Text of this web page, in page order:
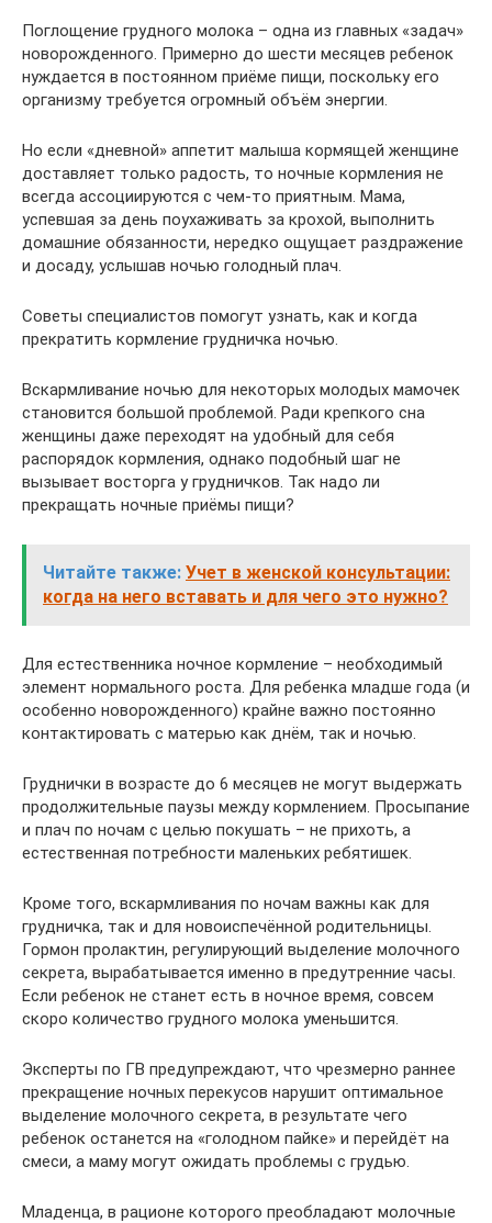
Поглощение грудного молока – одна из главных «задач»
новорожденного. Примерно до шести месяцев ребенок
нуждается в постоянном приёме пищи, поскольку его
организму требуется огромный объём энергии.
Но если «дневной» аппетит малыша кормящей женщине
доставляет только радость, то ночные кормления не
всегда ассоциируются с чем-то приятным. Мама,
успевшая за день поухаживать за крохой, выполнить
домашние обязанности, нередко ощущает раздражение
и досаду, услышав ночью голодный плач.
Советы специалистов помогут узнать, как и когда
прекратить кормление грудничка ночью.
Вскармливание ночью для некоторых молодых мамочек
становится большой проблемой. Ради крепкого сна
женщины даже переходят на удобный для себя
распорядок кормления, однако подобный шаг не
вызывает восторга у грудничков. Так надо ли
прекращать ночные приёмы пищи?
Читайте также: Учет в женской консультации:
когда на него вставать и для чего это нужно?
Для естественника ночное кормление – необходимый
элемент нормального роста. Для ребенка младше года (и
особенно новорожденного) крайне важно постоянно
контактировать с матерью как днём, так и ночью.
Груднички в возрасте до 6 месяцев не могут выдержать
продолжительные паузы между кормлением. Просыпание
и плач по ночам с целью покушать – не прихоть, а
естественная потребности маленьких ребятишек.
Кроме того, вскармливания по ночам важны как для
грудничка, так и для новоиспечённой родительницы.
Гормон пролактин, регулирующий выделение молочного
секрета, вырабатывается именно в предутренние часы.
Если ребенок не станет есть в ночное время, совсем
скоро количество грудного молока уменьшится.
Эксперты по ГВ предупреждают, что чрезмерно раннее
прекращение ночных перекусов нарушит оптимальное
выделение молочного секрета, в результате чего
ребенок останется на «голодном пайке» и перейдёт на
смеси, а маму могут ожидать проблемы с грудью.
Младенца, в рационе которого преобладают молочные